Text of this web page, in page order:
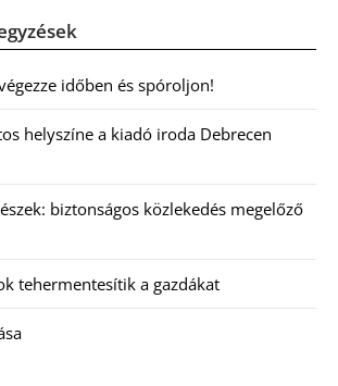
időben és spóroljon!
helyszíne a kiadó iroda Debrecen
biztonságos közlekedés megelőző
tehermentesítik a gazdákat